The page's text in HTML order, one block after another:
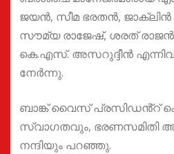
ജയൻ, സീമ ഭരതൻ,
സൗമ്യ രാജേഷ്, ശരത്
കെ.എസ്. അസറുദ്ദീൻ
നേർന്നു.
ബാങ്ക് വൈസ് പ്രസിഡൻ്റ്
സ്വാഗതവും, ഭരണസമിതി
നന്ദിയും പറഞ്ഞു.